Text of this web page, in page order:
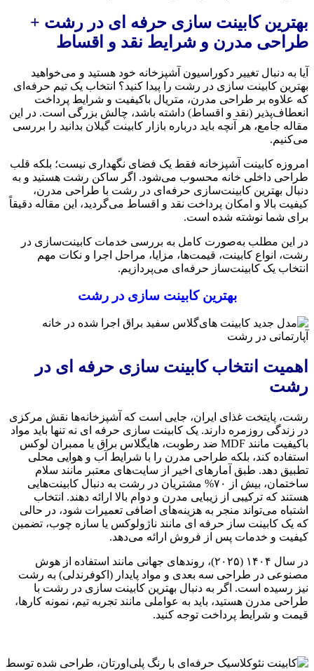
بهترین کابینت سازی حرفه ای در رشت +
طراحی مدرن و شرایط نقد و اقساط
آیا به دنبال تغییر دکوراسیون آشپزخانه خود هستید و می‌خواهید
بهترین کابینت سازی در رشت را پیدا کنید؟ انتخاب یک تیم حرفه‌ای
که علاوه بر طراحی مدرن، متریال باکیفیت و شرایط پرداخت
انعطاف‌پذیر (نقد و اقساط) داشته باشد، چالش بزرگی است. در این
مقاله جامع، هر آنچه باید درباره بازار کابینت گیلان بدانید را بررسی
می‌کنیم.
امروزه کابینت آشپزخانه فقط یک فضای نگهداری نیست؛ بلکه قلب
طراحی داخلی خانه محسوب می‌شود. اگر ساکن رشت هستید و به
دنبال بهترین کابینت‌سازی حرفه‌ای در رشت با طراحی مدرن،
کیفیت بالا و امکان پرداخت نقد و اقساط می‌گردید، این مقاله دقیقاً
برای شما نوشته شده است.
در این مطلب به‌صورت کامل به بررسی خدمات کابینت‌سازی در
رشت، انواع کابینت، قیمت‌ها، مزایا، مراحل اجرا و نکات مهم
انتخاب یک کابینت‌ساز حرفه‌ای می‌پردازیم.
بهترین کابینت سازی در رشت
اهمیت انتخاب کابینت سازی حرفه ای در
رشت
رشت، پایتخت غذای ایران، جایی است که آشپزخانه‌ها نقش مرکزی
در زندگی روزمره دارند. یک کابینت سازی حرفه ای نه تنها باید مواد
باکیفیت مانند MDF ضد رطوبت، هایگلاس براق یا ممبران لوکس
استفاده کند، بلکه طراحی مدرن را با شرایط آب و هوایی محلی
تطبیق دهد. طبق آمارهای اخیر از سایت‌های معتبر مانند سلام
ساختمان، بیش از ۷۰% مشتریان در رشت به دنبال کابینت‌هایی
هستند که ترکیبی از زیبایی مدرن و دوام بالا ارائه دهند. انتخاب
اشتباه می‌تواند منجر به هزینه‌های اضافی تعمیرات شود، در حالی
که یک کابینت ساز حرفه ای مانند ناژولوکس یا سازه چوب، تضمین
کیفیت و خدمات پس از فروش ارائه می‌دهد.
در سال ۱۴۰۴ (۲۰۲۵)، روندهای جهانی مانند استفاده از هوش
مصنوعی در طراحی سه بعدی و مواد پایدار (اکوفرندلی) به رشت
نیز رسیده است. اگر به دنبال بهترین کابینت سازی در رشت با
طراحی مدرن هستید، باید به عواملی مانند تجربه تیم، نمونه کارها،
قیمت و شرایط پرداخت توجه کنید.